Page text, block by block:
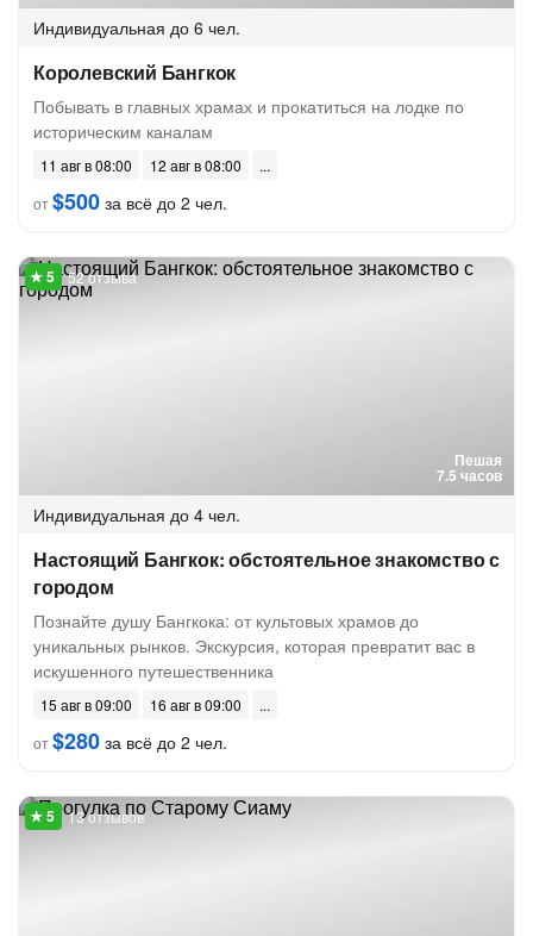
Индивидуальная до 6 чел.
Королевский Бангкок
Побывать в главных храмах и прокатиться на лодке по
историческим каналам
11 авг в 08:00
12 авг в 08:00
от$500 за всё до 2 чел.
Пешая
7.5 часов
52 отзыва
Индивидуальная до 4 чел.
Настоящий Бангкок: обстоятельное знакомство с
городом
Познайте душу Бангкока: от культовых храмов до
уникальных рынков. Экскурсия, которая превратит вас в
искушенного путешественника
15 авг в 09:00
16 авг в 09:00
от$280 за всё до 2 чел.
13 отзывов